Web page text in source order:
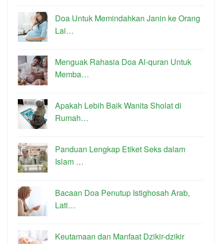
Doa Untuk Memindahkan Janin ke Orang
Lai…
Menguak Rahasia Doa Al-quran Untuk
Memba…
Apakah Lebih Baik Wanita Sholat di
Rumah…
Panduan Lengkap Etiket Seks dalam
Islam …
Bacaan Doa Penutup Istighosah Arab,
Lati…
Keutamaan dan Manfaat Dzikir-dzikir